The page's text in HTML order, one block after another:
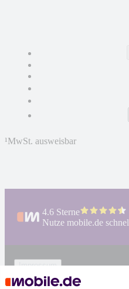
¹MwSt. ausweisbar
4.6 Sterne
Nutze mobile.de
Impressum
AGB